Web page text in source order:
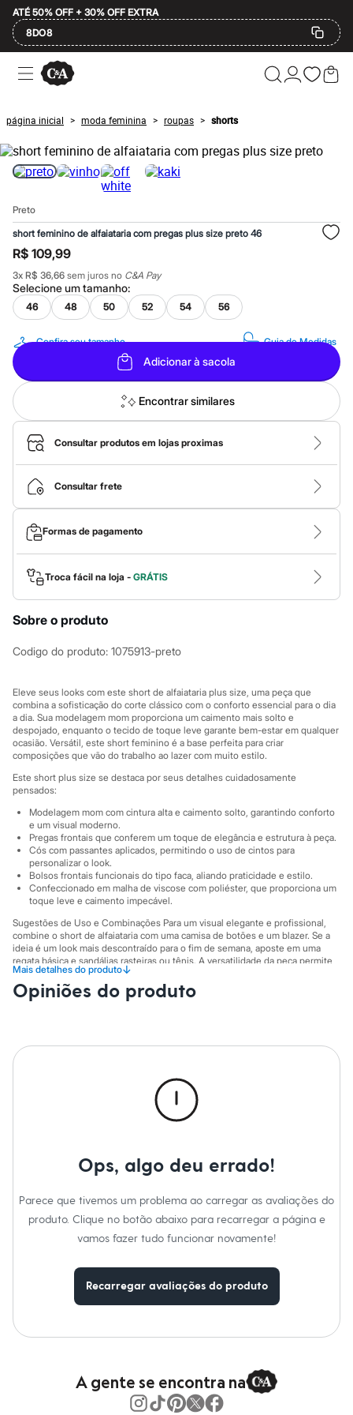
ATÉ 50% OFF + 30% OFF EXTRA
8DO8
Ofertas
Compre por Departamento
Masculino
Infantil
Calçados
Mindse7
Plus Size
2 calçados por R$189
3 lingeries por R$99
3 itens de beleza por R$129
Até 20% off
Até 40% off
Até 60% off
A partir de 60% off
Feminino
Em alta
Alfaiataria
Novidades
Roupas
Blusas e Camisetas
Básicos
Calças
Casacos e Jaquetas
Jeans
Macacões
Saias
Shorts e Bermudas
Vestidos
Acessórios
Bolsas
Bonés e Chapéus
Bijoux
Cintos
Óculos
Relógios
Calçados
Botas
Rasteirinhas
Tênis
Marcas
City
Clock House
Mindset
Yessica
Moda esportiva
Acessórios
Blusas
Calçados
Leggings
Shorts e Bermudas
Tops
Moda íntima
Calcinhas
Cintas e Modeladores
Meias
Pijamas
Sutiãs e Tops
Moda praia
Biquínis
Plus size
Dia dos Pais
Inverno
Novidades
Camisetas e Regatas
Casacos e Jaquetas
Jeans
Polos
Chapéus e Bonés
página inicial > moda feminina > roupas > shorts
Preto
short feminino de alfaiataria com pregas plus size preto 46
R$ 109,99
3x R$ 36,66 sem juros no C&A Pay
Selecione umtamanho:
46 48 50 52 54 56
Confira seu tamanho Guia de Medidas
Adicionar à sacola
Encontrar similares
Consultar produtos em lojas proximas
Consultar frete
Formas de pagamento
Troca fácil na loja - GRÁTIS
Sobre o produto
Codigo do produto: 1075913-preto
Eleve seus looks com este short de alfaiataria plus size, uma peça que
combina a sofisticação do corte clássico com o conforto essencial para o dia
a dia. Sua modelagem mom proporciona um caimento mais solto e
despojado, enquanto o tecido de toque leve garante bem-estar em qualquer
ocasião. Versátil, este short feminino é a base perfeita para criar
composições que vão do trabalho ao lazer com muito estilo.
Este short plus size se destaca por seus detalhes cuidadosamente
pensados:
Modelagem mom com cintura alta e caimento solto, garantindo conforto
e um visual moderno.
Pregas frontais que conferem um toque de elegância e estrutura à peça.
Cós com passantes aplicados, permitindo o uso de cintos para
personalizar o look.
Bolsos frontais funcionais do tipo faca, aliando praticidade e estilo.
Confeccionado em malha de viscose com poliéster, que proporciona um
toque leve e caimento impecável.
Sugestões de Uso e Combinações Para um visual elegante e profissional,
combine o short de alfaiataria com uma camisa de botões e um blazer. Se a
ideia é um look mais descontraído para o fim de semana, aposte em uma
regata básica e sandálias rasteiras ou tênis. A versatilidade da peça permite
transitar facilmente entre diferentes estilos, tornando-a um item
indispensável no guarda-roupa feminino.
Mais detalhes do produto↓
92% viscose, 8% poliéster
Opiniões do produto
Ops, algo deu errado!
Parece que tivemos um problema ao carregar as avaliações do
produto. Clique no botão abaixo para recarregar a página e
vamos fazer tudo funcionar novamente!
Recarregar avaliações do produto
A gente se encontra na